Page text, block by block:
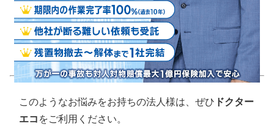
「複数の不動産を所有しており、安心かつ適正価格で
残置物を片付けてもらえる業者を探している。」
このようなお悩みをお持ちの法人様は、ぜひ ドクター
エコ をご利用ください。